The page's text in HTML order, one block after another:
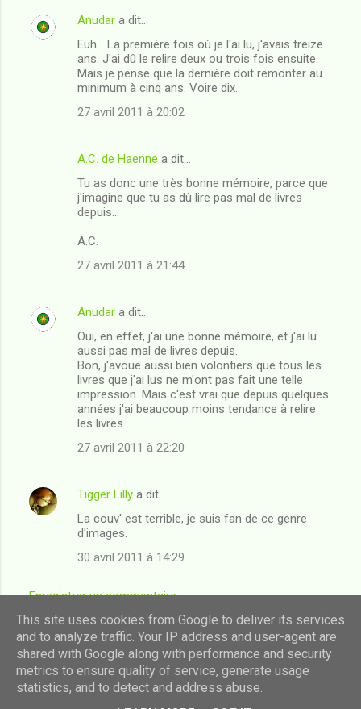
Anudar a dit…
Euh... La première fois où je l'ai lu, j'avais treize
ans. J'ai dû le relire deux ou trois fois ensuite.
Mais je pense que la dernière doit remonter au
minimum à cinq ans. Voire dix.
27 avril 2011 à 20:02
A.C. de Haenne a dit…
Tu as donc une très bonne mémoire, parce que
j'imagine que tu as dû lire pas mal de livres
depuis...
A.C.
27 avril 2011 à 21:44
Anudar a dit…
Oui, en effet, j'ai une bonne mémoire, et j'ai lu
aussi pas mal de livres depuis.
Bon, j'avoue aussi bien volontiers que tous les
livres que j'ai lus ne m'ont pas fait une telle
impression. Mais c'est vrai que depuis quelques
années j'ai beaucoup moins tendance à relire
les livres.
27 avril 2011 à 22:20
Tigger Lilly a dit…
La couv' est terrible, je suis fan de ce genre
d'images.
30 avril 2011 à 14:29
Enregistrer un commentaire
Fourni par Blogger
This site uses cookies from Google to deliver its services
and to analyze traffic. Your IP address and user-agent are
shared with Google along with performance and security
metrics to ensure quality of service, generate usage
statistics, and to detect and address abuse.